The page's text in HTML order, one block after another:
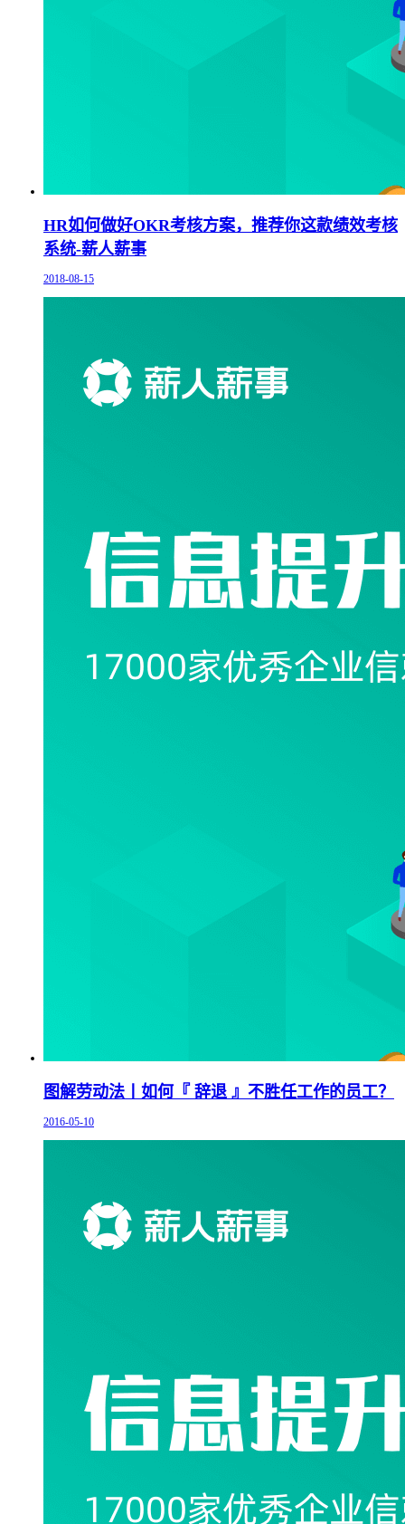
HR如何做好OKR考核方案，推荐你这款绩效考核
系统-薪人薪事
2018-08-15
图解劳动法丨如何『 辞退 』不胜任工作的员工？
2016-05-10